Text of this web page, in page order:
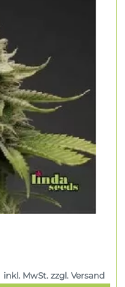
inkl. MwSt. zzgl. Versand